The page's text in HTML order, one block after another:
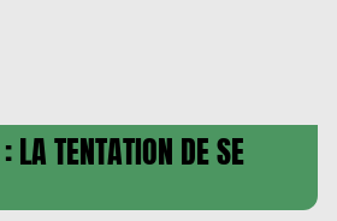
LA TENTATION DE SE